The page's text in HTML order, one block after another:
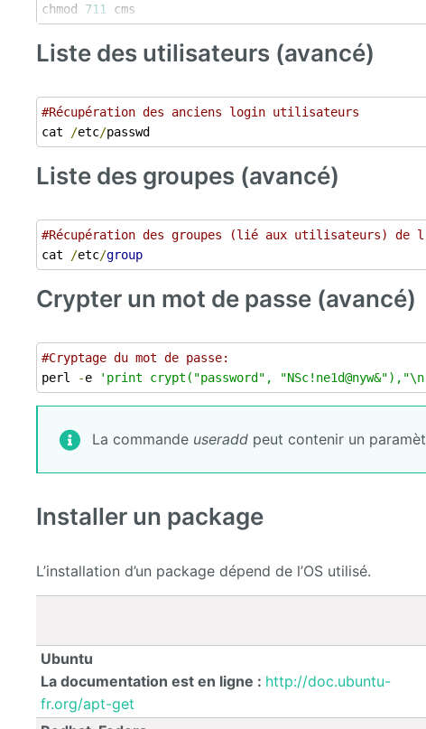
chmod 711 cms
Liste des utilisateurs (avancé)
#Récupération des anciens login utilisateurs
cat
/etc/passwd
Liste des groupes (avancé)
#Récupération des groupes (lié aux utilisateurs) de
cat
/etc/group
Crypter un mot de passe (avancé)
#Cryptage du mot de passe:
perl
-e 'print crypt("password",
La commande useradd peut contenir un
Installer un package
L’installation d’un package dépend de l’OS utilisé.
Ubuntu
La documentation est en ligne : http://doc.ubuntu-
fr.org/apt-get